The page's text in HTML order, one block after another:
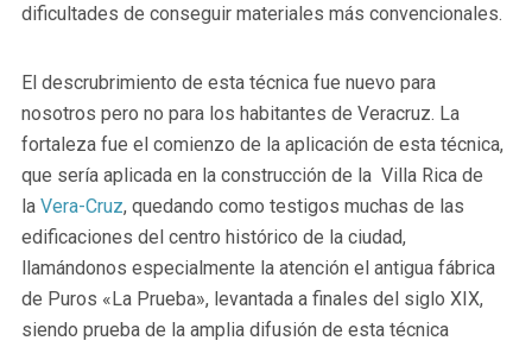
dificultades de conseguir materiales más convencionales.
El descrubrimiento de esta técnica fue nuevo para
nosotros pero no para los habitantes de Veracruz. La
fortaleza fue el comienzo de la aplicación de esta técnica,
que sería aplicada en la construcción de la Villa Rica de
la Vera-Cruz, quedando como testigos muchas de las
edificaciones del centro histórico de la ciudad,
llamándonos especialmente la atención el antigua fábrica
de Puros «La Prueba», levantada a finales del siglo XIX,
siendo prueba de la amplia difusión de esta técnica